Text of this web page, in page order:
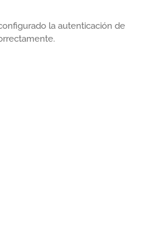
la autenticación de